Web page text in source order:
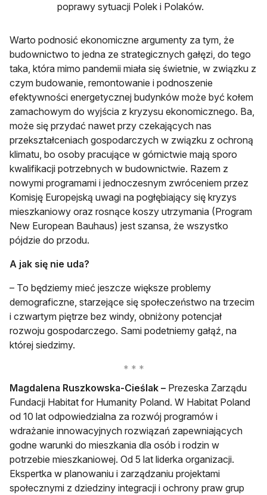
poprawy sytuacji Polek i Polaków.
Warto podnosić ekonomiczne argumenty za tym, że
budownictwo to jedna ze strategicznych gałęzi, do tego
taka, która mimo pandemii miała się świetnie, w związku z
czym budowanie, remontowanie i podnoszenie
efektywności energetycznej budynków może być kołem
zamachowym do wyjścia z kryzysu ekonomicznego. Ba,
może się przydać nawet przy czekających nas
przekształceniach gospodarczych w związku z ochroną
klimatu, bo osoby pracujące w górnictwie mają sporo
kwalifikacji potrzebnych w budownictwie. Razem z
nowymi programami i jednoczesnym zwróceniem przez
Komisję Europejską uwagi na pogłębiający się kryzys
mieszkaniowy oraz rosnące koszy utrzymania (Program
New European Bauhaus) jest szansa, że wszystko
pójdzie do przodu.
A jak się nie uda?
– To będziemy mieć jeszcze większe problemy
demograficzne, starzejące się społeczeństwo na trzecim
i czwartym piętrze bez windy, obniżony potencjał
rozwoju gospodarczego. Sami podetniemy gałąź, na
której siedzimy.
Magdalena Ruszkowska-Cieślak – Prezeska Zarządu
Fundacji Habitat for Humanity Poland. W Habitat Poland
od 10 lat odpowiedzialna za rozwój programów i
wdrażanie innowacyjnych rozwiązań zapewniających
godne warunki do mieszkania dla osób i rodzin w
potrzebie mieszkaniowej. Od 5 lat liderka organizacji.
Ekspertka w planowaniu i zarządzaniu projektami
społecznymi z dziedziny integracji i ochrony praw grup